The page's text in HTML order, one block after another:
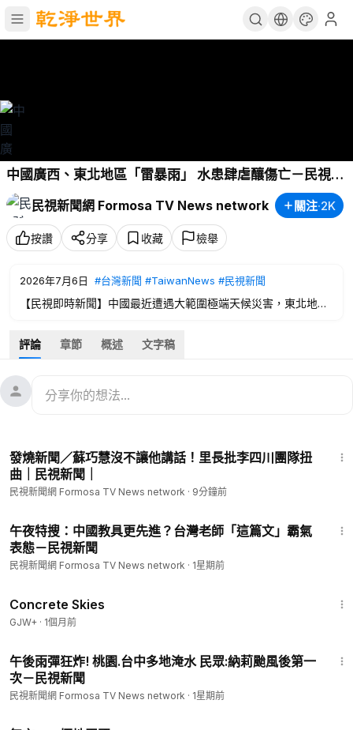
中國廣西、東北地區「雷暴雨」 水患肆虐釀傷亡－民視新
聞
民視新聞網 Formosa TV News network
關注·2K
按讚 分享 收藏 檢舉
2026年7月6日 #台灣新聞 #TaiwanNews #民視新聞
【民視即時新聞】中國最近遭遇大範圍極端天候災害，東北地區
洋，而南部廣西省因為熱帶風暴「梅莎」來襲，引發嚴重山洪以
及土石流，目前已知數十個民眾喪生或失蹤，數萬人被迫撤離家
#台灣新聞 #TaiwanNews
--
--
📱下載民視新聞APP →
✅ 民視新聞網：https://www.ftvnews.com.tw/
✅ 加入民視LINE：https://lin.ee/jvHY7X4
✅ 訂閱民視IG：
評論 章節 概述 文字稿
發燒新聞／蘇巧慧沒不讓他講話！里長批李四川團隊扭
曲｜民視新聞｜
民視新聞網 Formosa TV News network · 9分鐘前
午夜特搜：中國教具更先進？台灣老師「這篇文」霸氣
表態－民視新聞
民視新聞網 Formosa TV News network · 1星期前
Concrete Skies
GJW+ · 1個月前
午後雨彈狂炸! 桃園.台中多地淹水 民眾:納莉颱風後第一
次－民視新聞
民視新聞網 Formosa TV News network · 1星期前